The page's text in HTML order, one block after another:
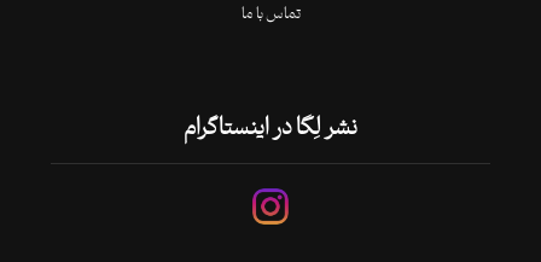
تماس با ما
نشر لِگا در اینستاگرام